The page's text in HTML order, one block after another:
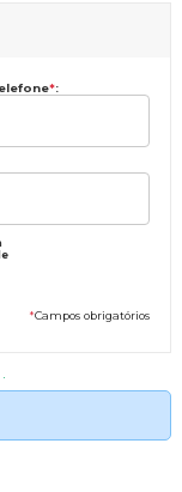
*:
*Campos obrigatórios